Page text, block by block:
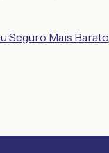
Seguro Mais Barato